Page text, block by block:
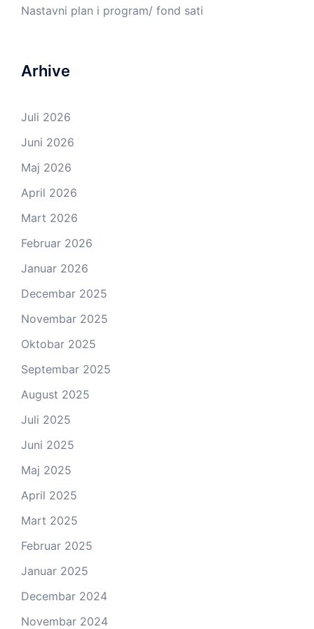
Nastavni plan i program/ fond sati
Arhive
Juli 2026
Juni 2026
Maj 2026
April 2026
Mart 2026
Februar 2026
Januar 2026
Decembar 2025
Novembar 2025
Oktobar 2025
Septembar 2025
August 2025
Juli 2025
Juni 2025
Maj 2025
April 2025
Mart 2025
Februar 2025
Januar 2025
Decembar 2024
Novembar 2024